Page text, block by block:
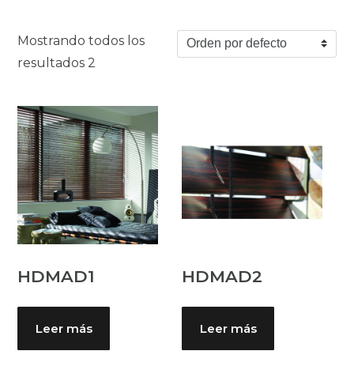
Mostrando todos los
resultados 2
HDMAD1
Leer más
HDMAD2
Leer más